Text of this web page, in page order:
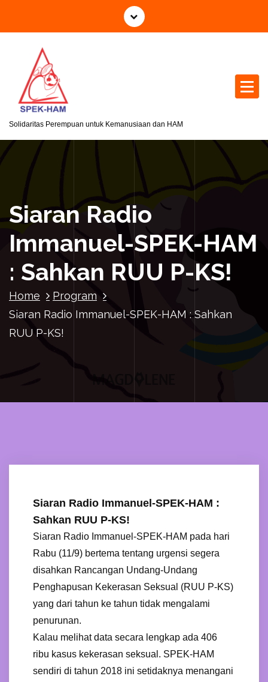
i
Solidaritas Perempuan untuk Kemanusiaan dan HAM
Siaran Radio
Immanuel-SPEK-HAM
: Sahkan RUU P-KS!
Home
Program
Siaran Radio Immanuel-SPEK-HAM : Sahkan
RUU P-KS!
Siaran Radio Immanuel-SPEK-HAM :
Sahkan RUU P-KS!
Siaran Radio Immanuel-SPEK-HAM pada hari
Rabu (11/9) bertema tentang urgensi segera
disahkan Rancangan Undang-Undang
Penghapusan Kekerasan Seksual (RUU P-KS)
yang dari tahun ke tahun tidak mengalami
penurunan.
Kalau melihat data secara lengkap ada 406
ribu kasus kekerasan seksual. SPEK-HAM
sendiri di tahun 2018 ini setidaknya menangani